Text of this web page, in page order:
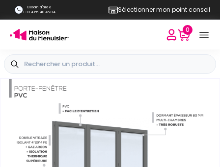
Besoin d'aide
+33 4 65 40 45 04
Sélectionner mon point conseil
0